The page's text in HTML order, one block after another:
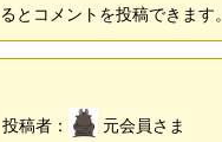
とコメントを投稿できます。
稿者：
元会員さま